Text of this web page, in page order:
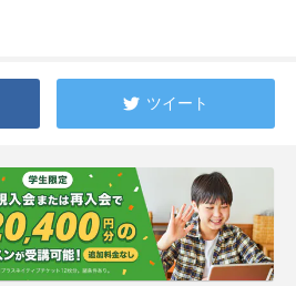
ツイート